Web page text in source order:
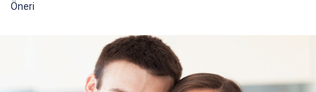
Öneri